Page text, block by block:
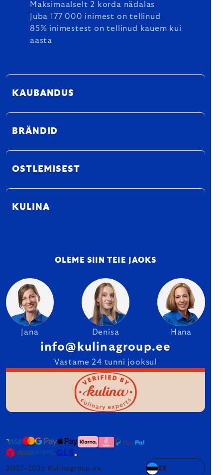
Maksimaalselt 2 korda nädalas
Juba 177 000 inimest on tellinud
85% inimestest on tellinud kauem kui
aasta
KAUBANDUS
BRÄNDID
OSTLEMISEST
KULINA
OLEME SIIN TEIE JAOKS
Jana Denisa Hana
info@kulinagroup.ee
Vastame 24 tunni jooksul
2007–2025 Kulinagroup.ee EE